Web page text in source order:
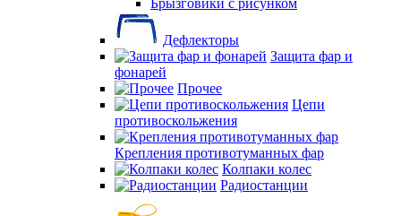
Брызговики с рисунком
Дефлекторы
Защита фар и
фонарей
Прочее
Цепи
противоскольжения
Крепления противотуманных фар
Колпаки колес
Радиостанции